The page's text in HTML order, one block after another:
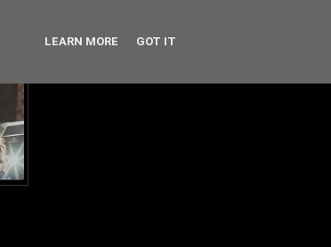
LEARN MORE GOT IT